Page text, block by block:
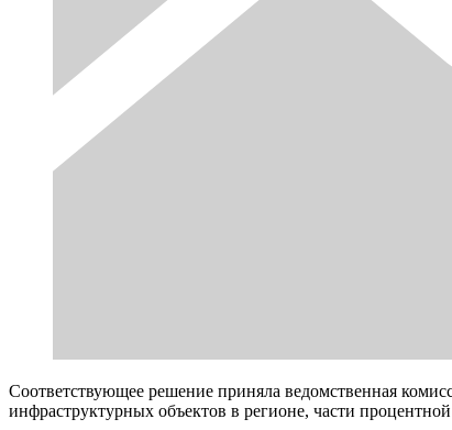
Соответствующее решение приняла ведомственная
инфраструктурных объектов в регионе, части